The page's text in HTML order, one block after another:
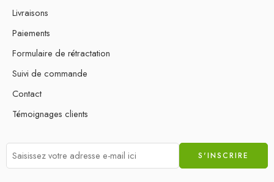
Livraisons
Paiements
Formulaire de rétractation
Suivi de commande
Contact
Témoignages clients